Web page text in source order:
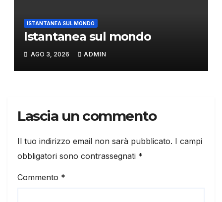
ISTANTANEA SUL MONDO
Istantanea sul mondo
AGO 3, 2026 ADMIN
Lascia un commento
Il tuo indirizzo email non sarà pubblicato. I campi
obbligatori sono contrassegnati *
Commento *